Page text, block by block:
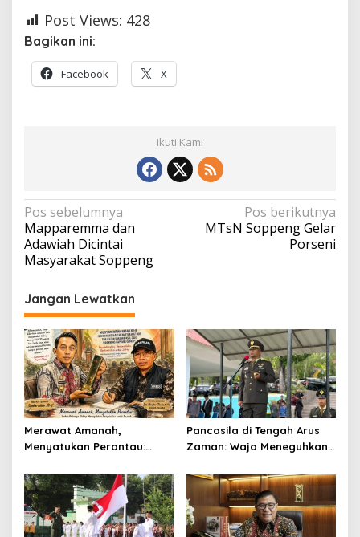
Post Views: 428
Bagikan ini:
Facebook X
Ikuti Kami
Navigasi
pos
Pos sebelumnya
Mapparemma dan
Adawiah Dicintai
Masyarakat Soppeng
Pos berikutnya
MTsN Soppeng Gelar
Porseni
Jangan Lewatkan
Merawat Amanah,
Menyatukan Perantau:
Meneguhkan Pengabdian
untuk Daerah
Pancasila di Tengah Arus
Zaman: Wajo Meneguhkan
Bangsa